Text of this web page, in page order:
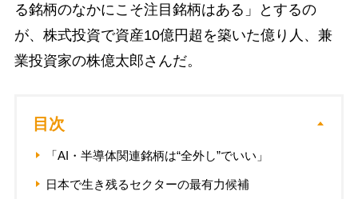
る銘柄のなかにこそ注目銘柄はある」とするの
が、株式投資で資産10億円超を築いた億り人、兼
業投資家の株億太郎さんだ。
目次
「AI・半導体関連銘柄は“全外し”でいい」
日本で生き残るセクターの最有力候補